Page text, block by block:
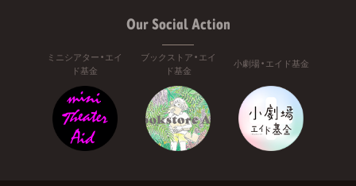
Our Social Action
ミニシアター・エイ
ド基金
ブックストア・エイ
ド基金
小劇場・エイド基金